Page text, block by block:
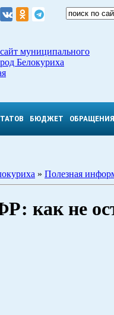
муниципального
Белокуриха
БЮДЖЕТ ОБРАЩЕНИЯ
» Полезная
как не